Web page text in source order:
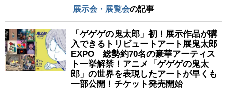
展示会・展覧会の記事
「ゲゲゲの鬼太郎」初！展示作品が購
入できるトリビュートアート展鬼太郎
EXPO 総勢約70名の豪華アーティス
ト一挙解禁！アニメ「ゲゲゲの鬼太
郎」の世界を表現したアートが早くも
一部公開！チケット発売開始